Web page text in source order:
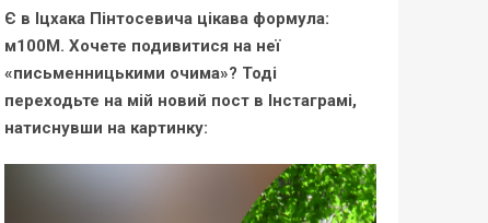
Є в Іцхака Пінтосевича цікава формула:
м100М. Хочете подивитися на неї
«письменницькими очима»? Тоді
переходьте на мій новий пост в Інстаграмі,
натиснувши на картинку: